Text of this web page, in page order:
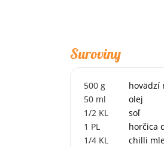
Suroviny
500 g
hovädzí
50 ml
olej
1/2 KL
soľ
1 PL
horčica
1/4 KL
chilli